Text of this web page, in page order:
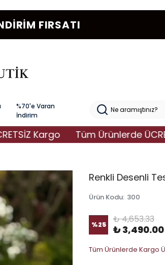
FIRSATI
%70'e Varan
İndirim
Kargo Tüm Ürünlerde
Renkli Desenli
Ürün Kodu: 300
%25 ₺ 4,653.33
₺ 3,490.00
Tüm Ürünlerde Kargo